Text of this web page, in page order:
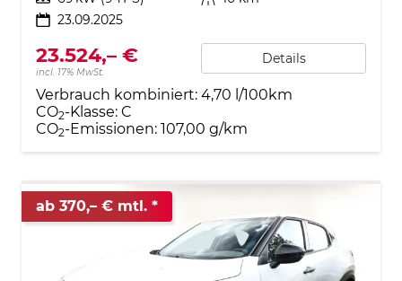
23.09.2025
23.524,– €
incl. 17% MwSt.
Details
Verbrauch kombiniert: 4,70 l/100km
CO2-Klasse: C
CO2-Emissionen: 107,00 g/km
ab 370,– € mtl.